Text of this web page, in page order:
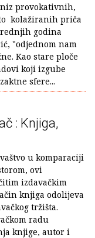
provokativnih,
kolažiranih priča
godina
"odjednom nam
Kao stare ploče
koji izgube
sfere...
: Knjiga,
u komparaciji
ovi
izdavačkim
knjiga odolijeva
tržišta.
radu
knjige, autor i